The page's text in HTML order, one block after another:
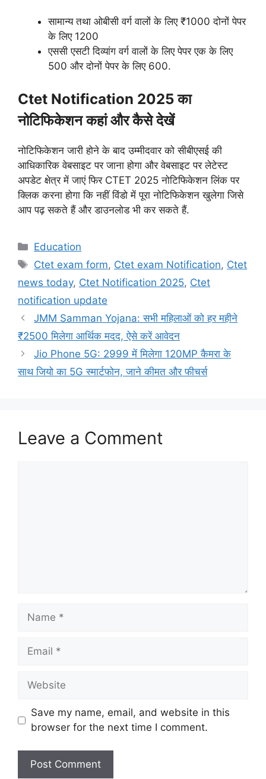
सामान्य तथा ओबीसी वर्ग वालों के लिए ₹1000 दोनों पेपर
के लिए 1200
एससी एसटी दिव्यांग वर्ग वालों के लिए पेपर एक के लिए
500 और दोनों पेपर के लिए 600.
Ctet Notification 2025 का
नोटिफिकेशन कहां और कैसे देखें
नोटिफिकेशन जारी होने के बाद उम्मीदवार को सीबीएसई की
आधिकारिक वेबसाइट पर जाना होगा और वेबसाइट पर लेटेस्ट
अपडेट क्षेत्र में जाएं फिर CTET 2025 नोटिफिकेशन लिंक पर
क्लिक करना होगा कि नहीं विंडो में पूरा नोटिफिकेशन खुलेगा जिसे
आप पढ़ सकते हैं और डाउनलोड भी कर सकते हैं.
Categories
Education
Tags
Ctet exam form, Ctet exam Notification, Ctet
news today, Ctet Notification 2025, Ctet
notification update
JMM Samman Yojana: सभी महिलाओं को हर महीने
₹2500 मिलेगा आर्थिक मदद, ऐसे करें आवेदन
Jio Phone 5G: 2999 में मिलेगा 120MP कैमरा के
साथ जियो का 5G स्मार्टफोन, जाने कीमत और फीचर्स
Leave a Comment
Name
Email
Website
Save my name, email, and website in this
browser for the next time I comment.